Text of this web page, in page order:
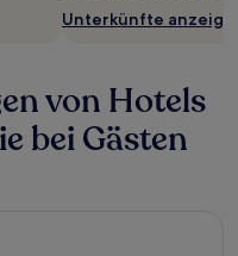
Unterkünfte
von Hotels
bei Gästen